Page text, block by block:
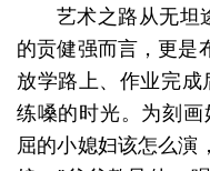
艺术之路从无坦
的贡健强而言，更是
放学路上、作业完
练嗓的时光。为刻
屈的小媳妇该怎么演